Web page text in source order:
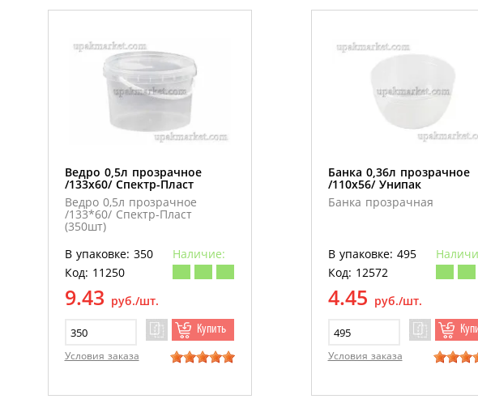
Ведро 0,5л прозрачное
/133х60/ Спектр-Пласт
Ведро 0,5л прозрачное
/133*60/ Спектр-Пласт
(350шт)
В упаковке: 350
Наличие:
Код: 11250
9.43 руб./шт.
Купить
Условия заказа
Банка 0,36л прозрачное
/110х56/ Унипак
Банка прозрачная
В упаковке: 495
Код: 12572
4.45 руб./шт.
Условия заказа